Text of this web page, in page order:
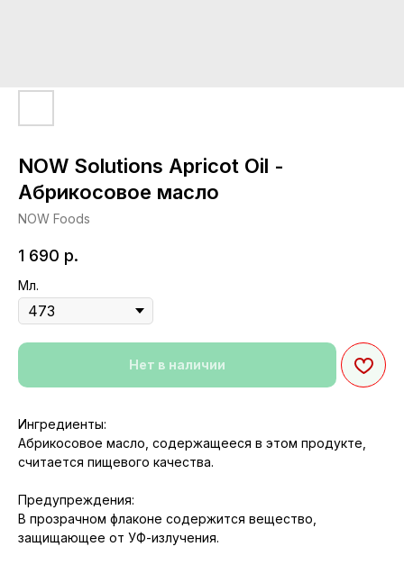
NOW Solutions Apricot Oil -
Абрикосовое масло
NOW Foods
1 690 р.
Мл.
Нет в наличии
Ингредиенты:
Абрикосовое масло, содержащееся в этом продукте,
считается пищевого качества.
Предупреждения:
В прозрачном флаконе содержится вещество,
защищающее от УФ-излучения.